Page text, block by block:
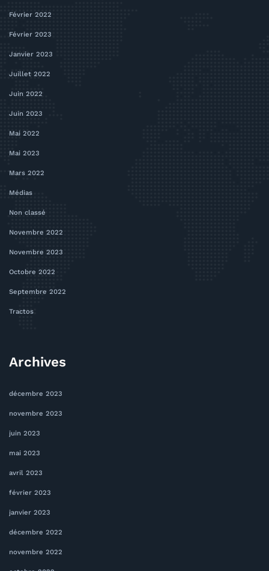
Février 2022
Février 2023
Janvier 2023
Juillet 2022
Juin 2022
Juin 2023
Mai 2022
Mai 2023
Mars 2022
Médias
Non classé
Novembre 2022
Novembre 2023
Octobre 2022
Septembre 2022
Tractos
Archives
décembre 2023
novembre 2023
juin 2023
mai 2023
avril 2023
février 2023
janvier 2023
décembre 2022
novembre 2022